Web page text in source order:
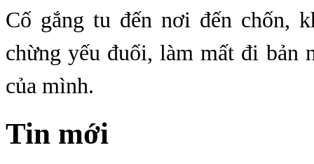
Cố gắng tu đến nơi đến chốn,
chừng yếu đuối, làm mất đi bản
của mình.
Tin mới